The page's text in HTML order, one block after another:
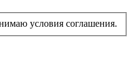
условия соглашения.